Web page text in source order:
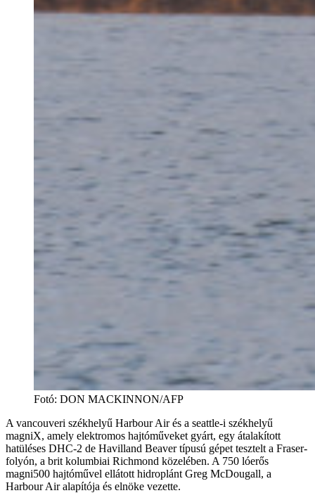
Fotó: DON MACKINNON/AFP
A vancouveri székhelyű Harbour Air és a seattle-i székhelyű
magniX, amely elektromos hajtóműveket gyárt, egy átalakított
hatüléses DHC-2 de Havilland Beaver típusú gépet tesztelt a Fraser-
folyón, a brit kolumbiai Richmond közelében. A 750 lóerős
magni500 hajtóművel ellátott hidroplánt Greg McDougall, a
Harbour Air alapítója és elnöke vezette.